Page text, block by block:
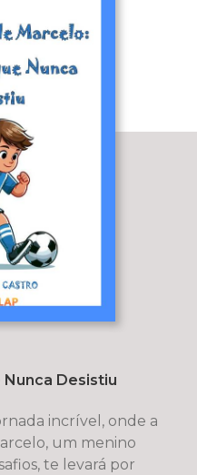
Nunca Desistiu
incrível, onde a
um menino
te levará por